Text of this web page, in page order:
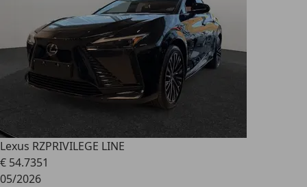
Lexus RZPRIVILEGE LINE
€ 54.7351
05/2026